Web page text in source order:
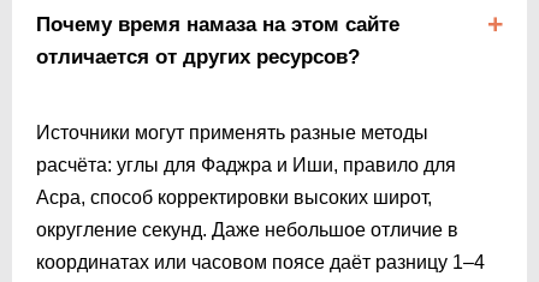
Почему время намаза на этом сайте
отличается от других ресурсов?
Источники могут применять разные методы
расчёта: углы для Фаджра и Иши, правило для
Асра, способ корректировки высоких широт,
округление секунд. Даже небольшое отличие в
координатах или часовом поясе даёт разницу 1–4